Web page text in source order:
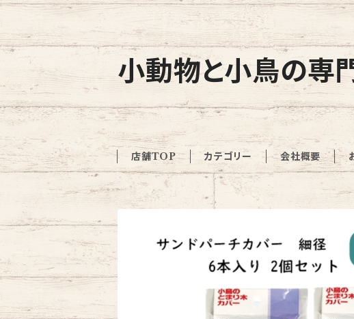
小動物と小鳥の専
店舗TOP カテゴリー 会社概要